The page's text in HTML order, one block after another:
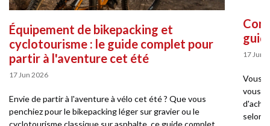
Équipement de bikepacking et
cyclotourisme : le guide complet pour
partir à l'aventure cet été
17 Jun 2026
Envie de partir à l'aventure à vélo cet été ? Que vous
penchiez pour le bikepacking léger sur gravier ou le
cyclotourisme classique sur asphalte, ce guide complet
17 Jun
Vous
vous
selon